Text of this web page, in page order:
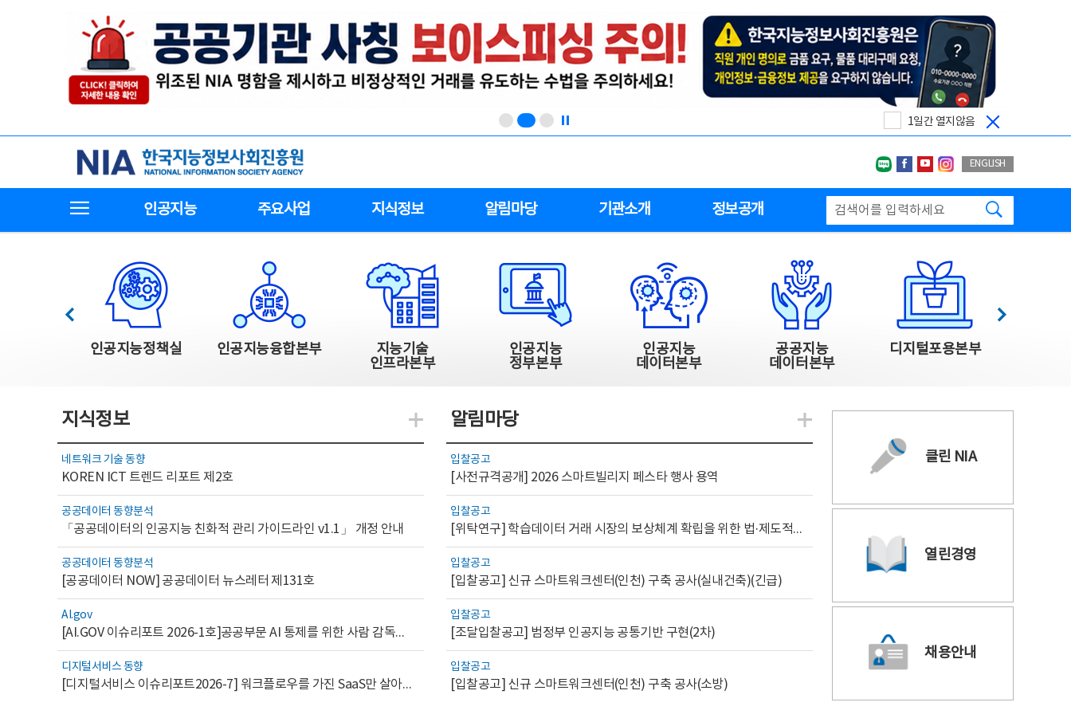
1일간 열지않음
한국지능정보사회진흥원
네이버블로그
페이스북
유투브인스타그랩
ENGLISH
인공지능 주요사업 지식정보 알림마당 기관소개 정보공개
한국지능정보사회진흥원 주요사업
인공지능정책실 인공지능융합본부
지능기술
인프라본부
인공지능
정부본부
인공지능
데이터본부
공공지능
데이터본부
디지털포용본부
이전 다음
지식정보
네트워크 기술 동향
KOREN ICT 트렌드 리포트 제2호
공공데이터 동향분석
「공공데이터의 인공지능 친화적 관리 가이드라인 v1.1」 개정 안내
공공데이터 동향분석
[공공데이터 NOW] 공공데이터 뉴스레터 제131호
AI.gov
[AI.GOV 이슈리포트 2026-1호]공공부문 AI 통제를 위한 사람 감독의 해외 사례 분석 및 시사점
디지털서비스 동향
[디지털서비스 이슈리포트2026-7] 워크플로우를 가진 SaaS만 살아남는다
지식관련 더보기
알림마당
입찰공고
[사전규격공개] 2026 스마트빌리지 페스타 행사 용역
입찰공고
[위탁연구] 학습데이터 거래 시장의 보상체계 확립을 위한 법·제도적 검토 방안 연구
입찰공고
[입찰공고] 신규 스마트워크센터(인천) 구축 공사(실내건축)(긴급)
입찰공고
[조달입찰공고] 범정부 인공지능 공통기반 구현(2차)
입찰공고
[입찰공고] 신규 스마트워크센터(인천) 구축 공사(소방)
알림관련 더보기
클린 NIA
열린경영
채용안내